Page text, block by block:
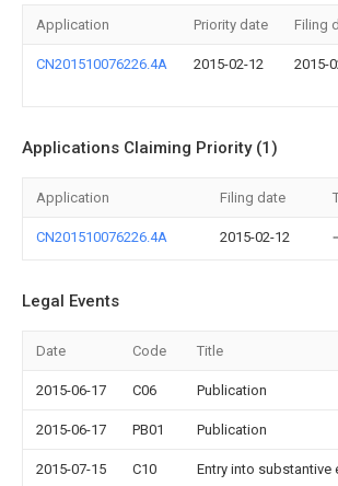
Application Priority date Filing
CN201510076226.4A 2015-02-12 2015-
Applications Claiming Priority (1)
Application Filing date
CN201510076226.4A 2015-02-12
Legal Events
Date Code Title
2015-06-17 C06 Publication
2015-06-17 PB01 Publication
2015-07-15 C10 Entry into substantive